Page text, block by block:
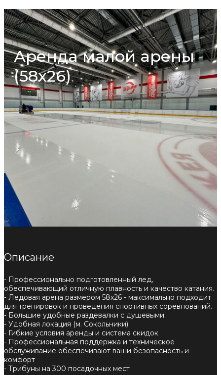
Аренда малой арены
(58x26)
Описание
- Профессионально подготовленный лед,
обеспечивающий отличную плавность и качество катания.
- Ледовая арена размером 58х26 - максимально подходит
для тренировок и проведения спортивных соревнований.
- Большие удобные раздевалки с душевыми.
- Удобная локация (м. Сокольники)
- Гибкие условия аренды и система скидок
- Профессиональная поддержка и техническое
обслуживание обеспечивают ваши безопасность и
комфорт
- Трибуны на 300 посадочных мест